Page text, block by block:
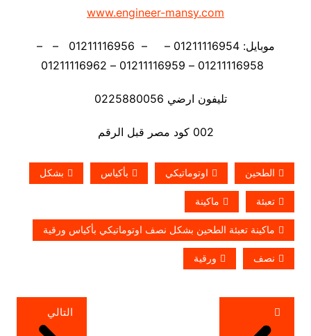
www.engineer-mansy.com
موبايل: 01211116954 – – 01211116956 – –
تليفون ارضي 0225880056
002 كود مصر قبل الرقم
الطحين اوتوماتيكي بأكياس بشكل
تعبئة ماكينة
ماكينة تعبئة الطحين بشكل نصف اوتوماتيكي بأكياس ورقية
نصف ورقية
تصفّح
المقالات
التالي